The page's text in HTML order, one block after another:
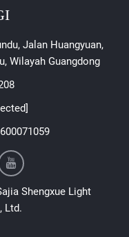
Jalan Huangyuan,
Wilayah Guangdong
Shengxue Light
Ltd.